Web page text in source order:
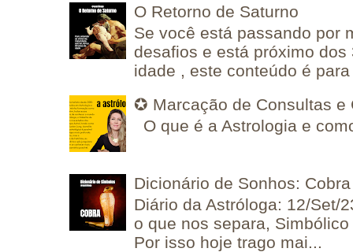
O Retorno de Saturno
Se você está passando por
desafios e está próximo
idade , este conteúdo é
✪ Marcação de Consultas e
O que é a Astrologia e
Dicionário de Sonhos: Cobra
Diário da Astróloga: 12/Set/
o que nos separa,
Por isso hoje trago mai...